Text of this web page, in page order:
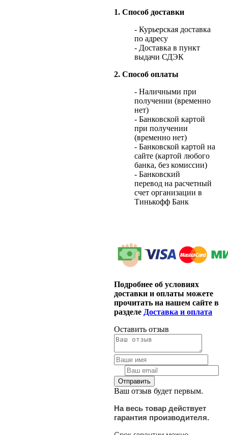
1. Способ доставки
- Курьерская доставка
по адресу
- Доставка в пункт
выдачи СДЭК
2. Способ оплаты
- Наличными при
получении (временно
нет)
- Банковской картой
при получении
(временно нет)
- Банковской картой на
сайте (картой любого
банка, без комиссии)
- Банковский
перевод на расчетный
счет организации в
Тинькофф Банк
Подробнее об условиях
доставки и оплаты можете
прочитать на нашем сайте в
разделе Доставка и оплата
Оставить отзыв
Ваш отзыв будет первым.
На весь товар действует
гарантия производителя.